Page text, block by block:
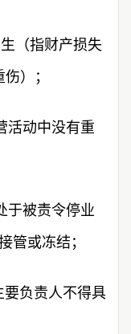
（指财产损失
）；
活动中没有重
于被责令停业
管或冻结；
要负责人不得具